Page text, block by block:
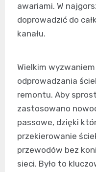
awariami. W
doprowadzić do
kanału.
Wielkim
odprowadzania
remontu. Aby
zastosowano
passowe, dzięki
przekierowanie
przewodów bez
sieci. Było to